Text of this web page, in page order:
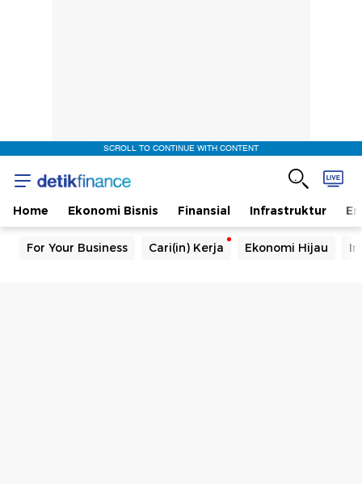
SCROLL TO CONTINUE WITH CONTENT
Home Ekonomi Bisnis Finansial Infrastruktur
For Your Business Cari(in) Kerja Ekonomi Hijau